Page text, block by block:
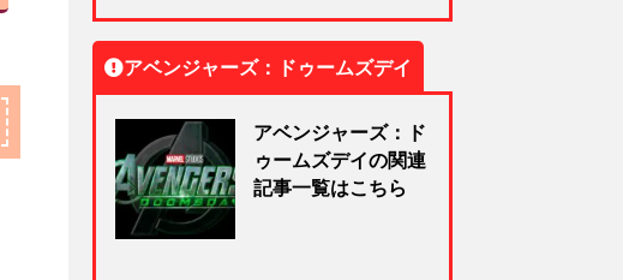
アベンジャーズ：ドゥームズデイ
アベンジャーズ：ド
ゥームズデイの関連
記事一覧はこちら